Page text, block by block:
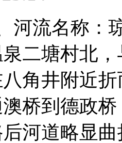
河流名称
二塘村北
角井附近
桥到德政
河道略显曲